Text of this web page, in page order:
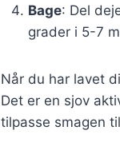
Bage: Del
grader i 5-7
Når du har lavet
Det er en sjov
tilpasse smagen